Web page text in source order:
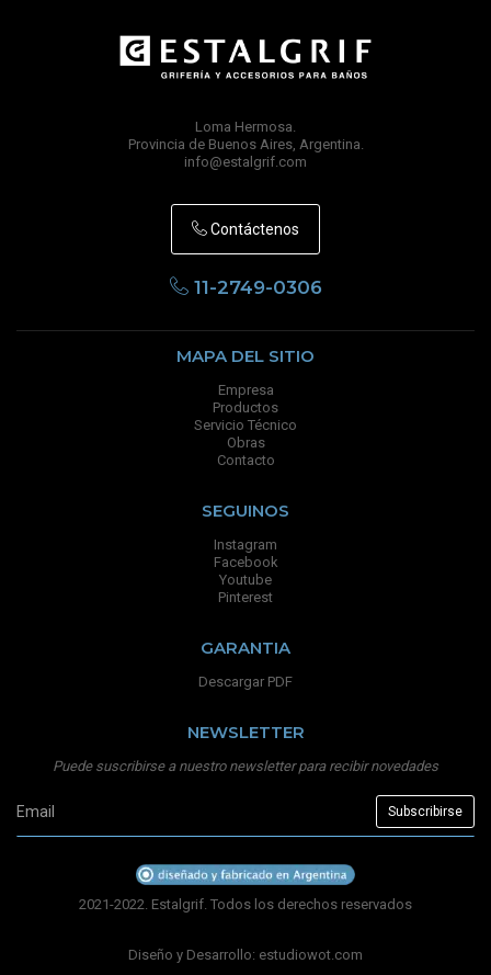
Loma Hermosa.
Provincia de Buenos Aires, Argentina.
info@estalgrif.com
Contáctenos
11-2749-0306
MAPA DEL SITIO
Empresa
Productos
Servicio Técnico
Obras
Contacto
SEGUINOS
Instagram
Facebook
Youtube
Pinterest
GARANTIA
Descargar PDF
NEWSLETTER
Puede suscribirse a nuestro newsletter para recibir novedades
2021-2022. Estalgrif. Todos los derechos reservados
Diseño y Desarrollo: estudiowot.com